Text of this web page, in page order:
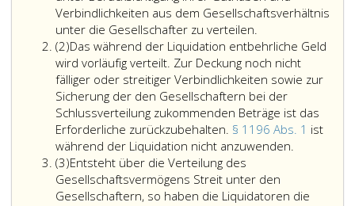
Verbindlichkeiten aus dem Gesellschaftsverhältnis
unter die Gesellschafter zu verteilen.
(2)Absatz
2
Das während der Liquidation entbehrliche Geld
wird vorläufig verteilt. Zur Deckung noch nicht
fälliger oder streitiger Verbindlichkeiten sowie zur
Sicherung der den Gesellschaftern bei der
Schlussverteilung zukommenden Beträge ist das
Erforderliche zurückzubehalten. § 1196 Abs. 1 ist
während der Liquidation nicht anzuwenden.
Liquidation
(3)Absatz
3
Entsteht über die Verteilung des
Gesellschaftsvermögens Streit unter den
Gesellschaftern, so haben die Liquidatoren die